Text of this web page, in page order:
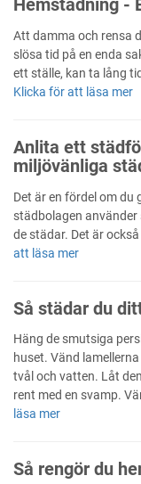
Hemstädning -
Att damma och rensa
slösa tid på en enda
ett ställe, kan ta lång
Klicka för att läsa mer
Anlita ett
miljövänliga
Det är en fördel om
städbolagen använder
de städar. Det är
att läsa mer
Så städar du
Häng de smutsiga
huset. Vänd
tvål och vatten. Låt
rent med en svamp.
läsa mer
Så rengör du